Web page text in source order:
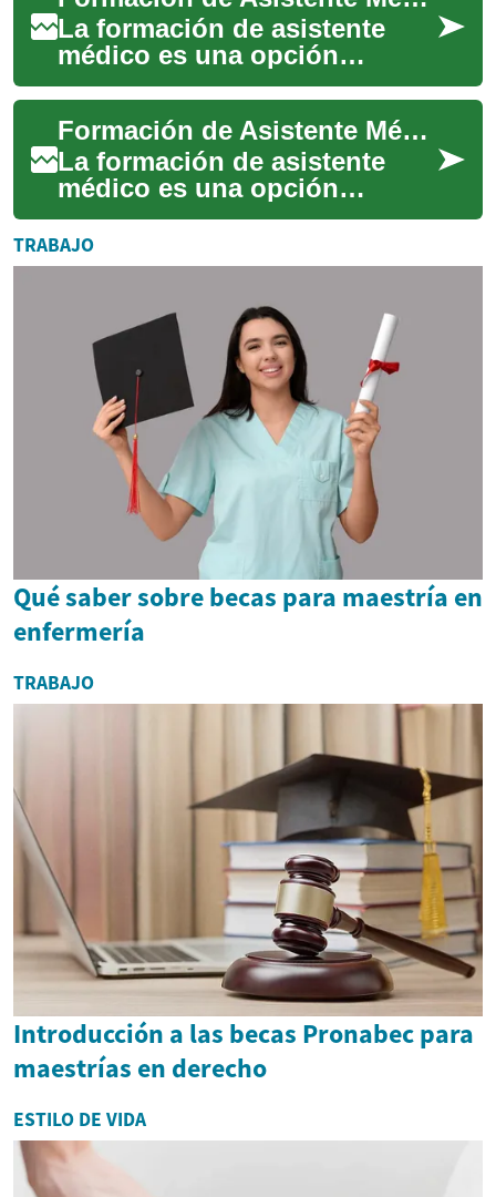
La formación de asistente
médico es una opción
educativa cada vez más
popular para aquellos que
desean ingresar al ca...
Formación de Asistente Médico: Tu Camino hacia una Carrera en el Sector Sanitario
La formación de asistente
médico es una opción
educativa cada vez más
popular para aquellos que
desean ingresar al ca...
TRABAJO
Qué saber sobre becas para maestría en
enfermería
TRABAJO
Introducción a las becas Pronabec para
maestrías en derecho
ESTILO DE VIDA